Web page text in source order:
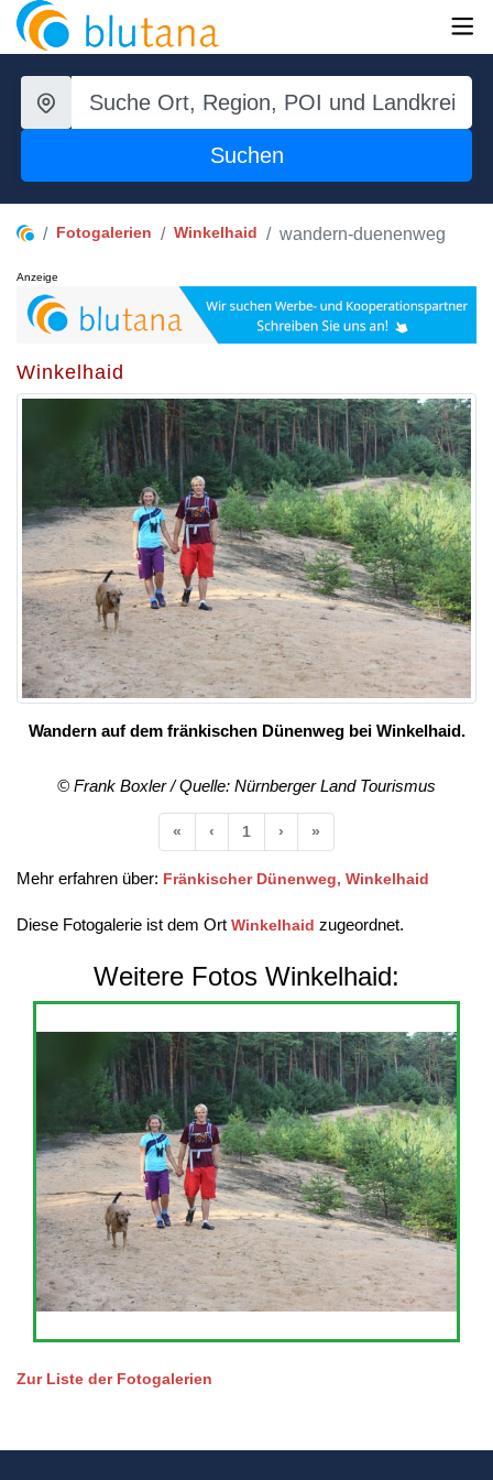
Suchen
Fotogalerien Winkelhaid wandern-duenenweg
Anzeige
Winkelhaid
Wandern auf dem fränkischen Dünenweg bei Winkelhaid.
© Frank Boxler / Quelle: Nürnberger Land Tourismus
« Anfang
‹ Vorherige
1 › Nächste
»
Mehr erfahren über: Fränkischer Dünenweg, Winkelhaid
Diese Fotogalerie ist dem Ort Winkelhaid zugeordnet.
Weitere Fotos Winkelhaid:
Zur Liste der Fotogalerien